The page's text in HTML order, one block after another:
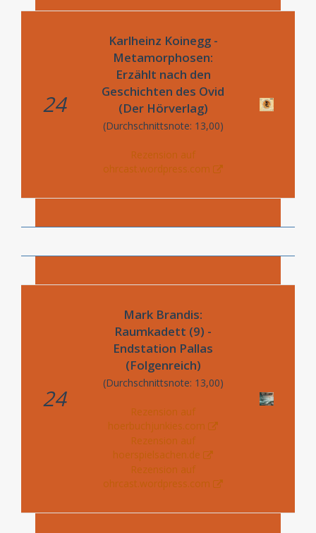
24
Karlheinz Koinegg -
Metamorphosen:
Erzählt nach den
Geschichten des Ovid
(Der Hörverlag)
(Durchschnittsnote: 13,00)
Rezension auf
ohrcast.wordpress.com
24
Mark Brandis:
Raumkadett (9) -
Endstation Pallas
(Folgenreich)
(Durchschnittsnote: 13,00)
Rezension auf
hoerbuchjunkies.com
Rezension auf
hoerspielsachen.de
Rezension auf
ohrcast.wordpress.com